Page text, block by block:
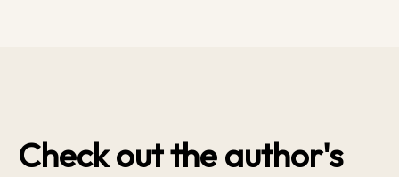
Check out the author's